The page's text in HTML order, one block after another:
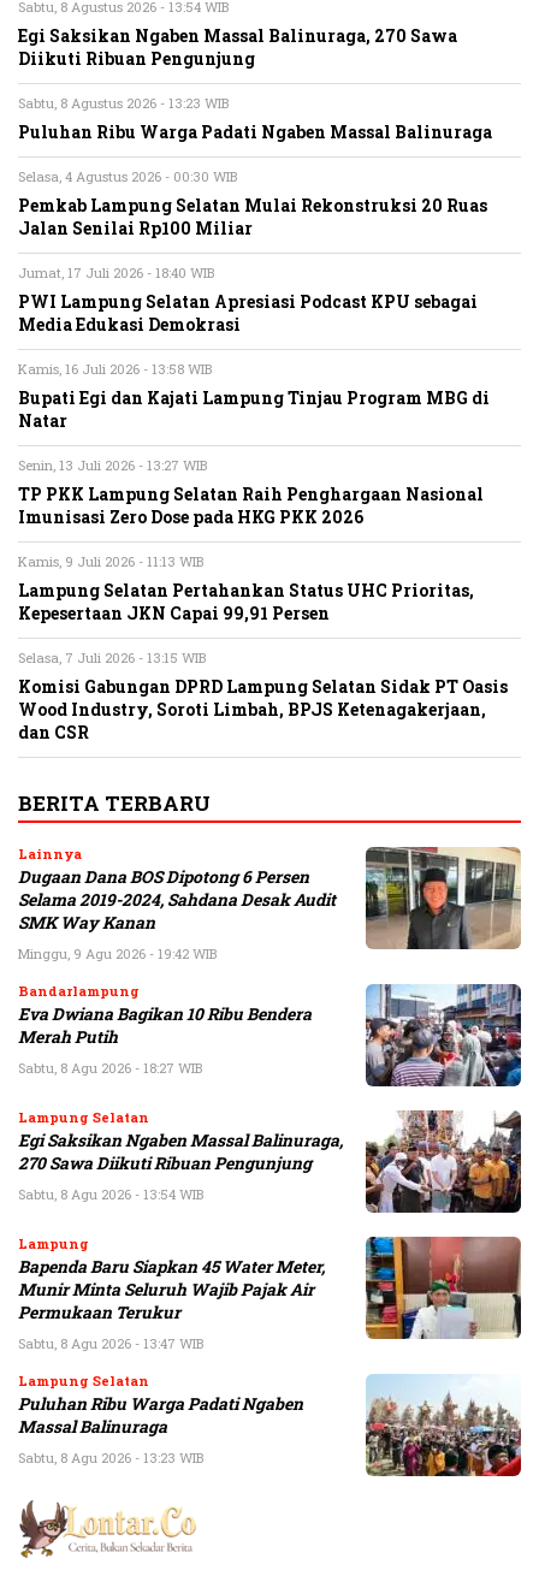
Sabtu, 8 Agustus 2026 - 13:54 WIB
Egi Saksikan Ngaben Massal Balinuraga, 270 Sawa
Diikuti Ribuan Pengunjung
Sabtu, 8 Agustus 2026 - 13:23 WIB
Puluhan Ribu Warga Padati Ngaben Massal Balinuraga
Selasa, 4 Agustus 2026 - 00:30 WIB
Pemkab Lampung Selatan Mulai Rekonstruksi 20 Ruas
Jalan Senilai Rp100 Miliar
Jumat, 17 Juli 2026 - 18:40 WIB
PWI Lampung Selatan Apresiasi Podcast KPU sebagai
Media Edukasi Demokrasi
Kamis, 16 Juli 2026 - 13:58 WIB
Bupati Egi dan Kajati Lampung Tinjau Program MBG di
Natar
Senin, 13 Juli 2026 - 13:27 WIB
TP PKK Lampung Selatan Raih Penghargaan Nasional
Imunisasi Zero Dose pada HKG PKK 2026
Kamis, 9 Juli 2026 - 11:13 WIB
Lampung Selatan Pertahankan Status UHC Prioritas,
Kepesertaan JKN Capai 99,91 Persen
Selasa, 7 Juli 2026 - 13:15 WIB
Komisi Gabungan DPRD Lampung Selatan Sidak PT Oasis
Wood Industry, Soroti Limbah, BPJS Ketenagakerjaan,
dan CSR
BERITA TERBARU
Lainnya
Dugaan Dana BOS Dipotong 6 Persen
Selama 2019-2024, Sahdana Desak Audit
SMK Way Kanan
Minggu, 9 Agu 2026 - 19:42 WIB
Bandarlampung
Eva Dwiana Bagikan 10 Ribu Bendera
Merah Putih
Sabtu, 8 Agu 2026 - 18:27 WIB
Lampung Selatan
Egi Saksikan Ngaben Massal Balinuraga,
270 Sawa Diikuti Ribuan Pengunjung
Sabtu, 8 Agu 2026 - 13:54 WIB
Lampung
Bapenda Baru Siapkan 45 Water Meter,
Munir Minta Seluruh Wajib Pajak Air
Permukaan Terukur
Sabtu, 8 Agu 2026 - 13:47 WIB
Lampung Selatan
Puluhan Ribu Warga Padati Ngaben
Massal Balinuraga
Sabtu, 8 Agu 2026 - 13:23 WIB